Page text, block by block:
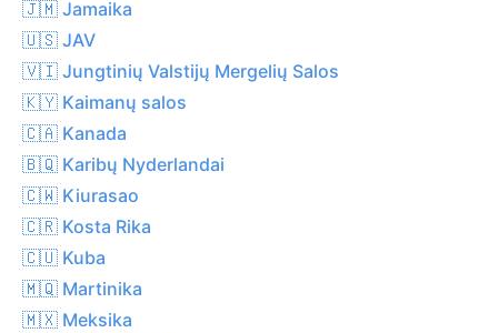
🇯🇲 Jamaika
🇺🇸 JAV
🇻🇮 Jungtinių Valstijų Mergelių Salos
🇰🇾 Kaimanų salos
🇨🇦 Kanada
🇧🇶 Karibų Nyderlandai
🇨🇼 Kiurasao
🇨🇷 Kosta Rika
🇨🇺 Kuba
🇲🇶 Martinika
🇲🇽 Meksika